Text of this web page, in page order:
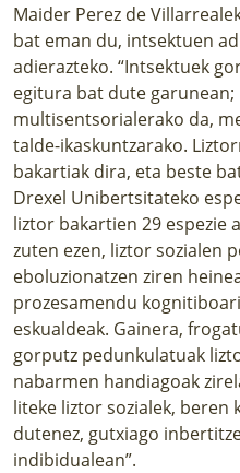
Maider Perez de
bat eman du, intsektuen
adierazteko. “Intsektuek
egitura bat dute garunean;
multisentsorialerako da,
talde-ikaskuntzarako.
bakartiak dira, eta beste
Drexel Unibertsitateko
liztor bakartien 29 espezie
zuten ezen, liztor sozialen
eboluzionatzen ziren
prozesamendu
eskualdeak. Gainera,
gorputz pedunkulatuak
nabarmen handiagoak
liteke liztor sozialek, beren
dutenez, gutxiago
indibidualean”.